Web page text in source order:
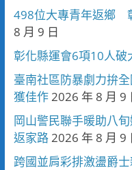
498位大專青年返鄉
8 月 9 日
彰化縣運會6項10人破
臺南社區防暴劇力拚
獲佳作2026 年 8 月 9
岡山警民聯手暖助八
返家路2026 年 8 月 9
跨國並肩彩排激盪爵